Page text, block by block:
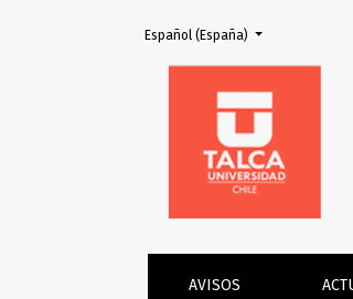
Figuras del Padre y la
AVISOS
Cambiar el idioma. El actual es:
Español (España)